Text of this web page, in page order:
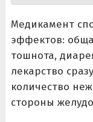
Медикамент
эффектов:
тошнота,
лекарство
количество
стороны